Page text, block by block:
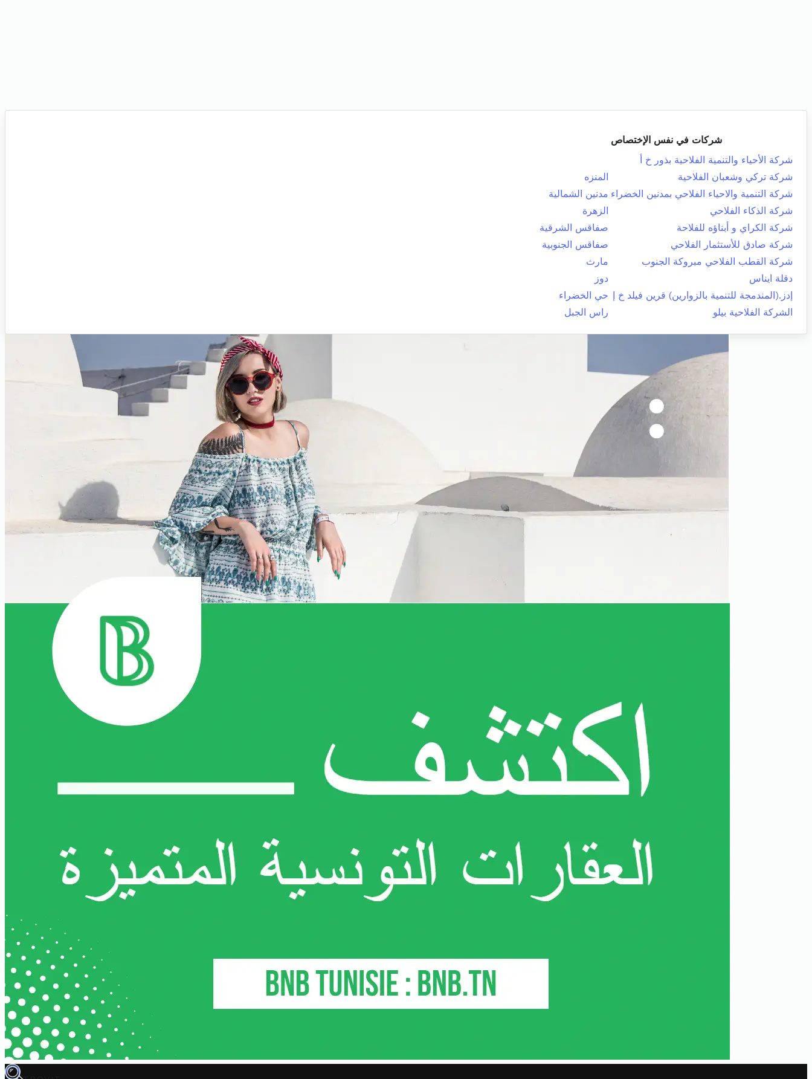
شركات في نفس الإختصاص
شركة الأحياء والتنمية الفلاحية بذور خ أ
شركة تركي وشعبان الفلاحية
المنزه
شركة التنمية والاحياء الفلاحي بمدنين الخضراء مدنين الشمالية
شركة الذكاء الفلاحي
الزهرة
شركة الكراي و أبناؤه للفلاحة
صفاقس الشرقية
شركة صادق للأستثمار الفلاحي
صفاقس الجنوبية
شركة القطب الفلاحي مبروكة الجنوب
مارث
دقلة ايناس
دوز
إدز.(المندمجة للتنمية بالزوارين) قرين فيلد خ إ
حي الخضراء
الشركة الفلاحية بيلو
راس الجبل